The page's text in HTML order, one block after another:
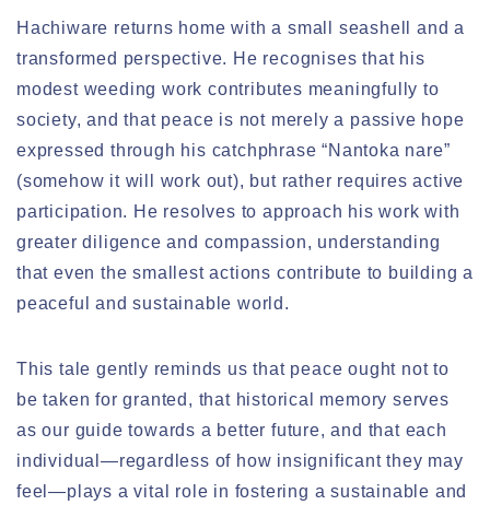
Hachiware returns home with a small seashell and a
transformed perspective. He recognises that his
modest weeding work contributes meaningfully to
society, and that peace is not merely a passive hope
expressed through his catchphrase “Nantoka nare”
(somehow it will work out), but rather requires active
participation. He resolves to approach his work with
greater diligence and compassion, understanding
that even the smallest actions contribute to building a
peaceful and sustainable world.
This tale gently reminds us that peace ought not to
be taken for granted, that historical memory serves
as our guide towards a better future, and that each
individual—regardless of how insignificant they may
feel—plays a vital role in fostering a sustainable and